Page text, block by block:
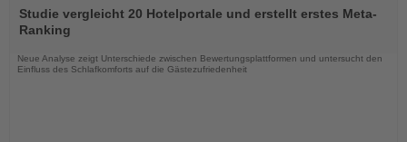
Sie
die
Nachrichten
Studie vergleicht 20 Hotelportale und erstellt erstes Meta-
Ranking
Neue Analyse zeigt Unterschiede zwischen Bewertungsplattformen und untersucht den
Einfluss des Schlafkomforts auf die Gästezufriedenheit